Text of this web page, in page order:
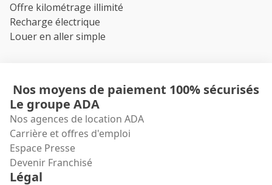
Offre kilométrage illimité
Recharge électrique
Louer en aller simple
Nos moyens de paiement 100% sécurisés
Le groupe ADA
Nos agences de location ADA
Carrière et offres d'emploi
Espace Presse
Devenir Franchisé
Légal